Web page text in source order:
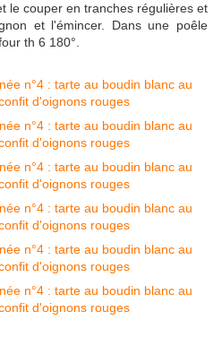
le couper en tranches régulières et
et l'émincer. Dans une poêle
th 6 180°.